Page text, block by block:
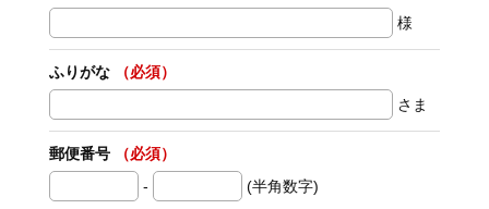
様
ふりがな
（必須）
さま
郵便番号
（必須）
-
(半角数字)